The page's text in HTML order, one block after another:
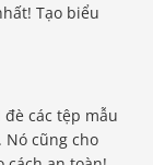
Tạo biểu
các tệp mẫu
Nó cũng cho